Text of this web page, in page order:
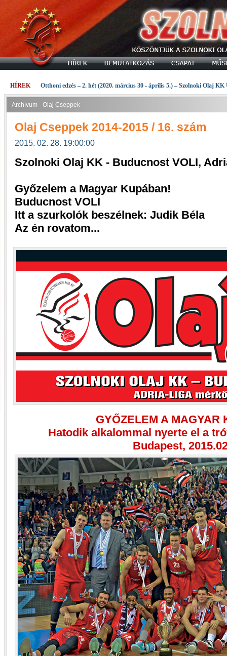
HÍREK Otthoni edzés – 2. hét (2020. március 30 - április 5.) – Szolnoki Olaj KK
Archívum - Olaj Cseppek
Olaj Cseppek 2014-2015 / 16. szám
2015. 02. 28. 19:00:00
Szolnoki Olaj KK - Buducnost VOLI,
Győzelem a Magyar Kupában!
Buducnost VOLI
Itt a szurkolók beszélnek: Judik Béla
Az én rovatom...
GYŐZELEM A MAGYAR
Hatodik alkalommal nyerte el a
Budapest,